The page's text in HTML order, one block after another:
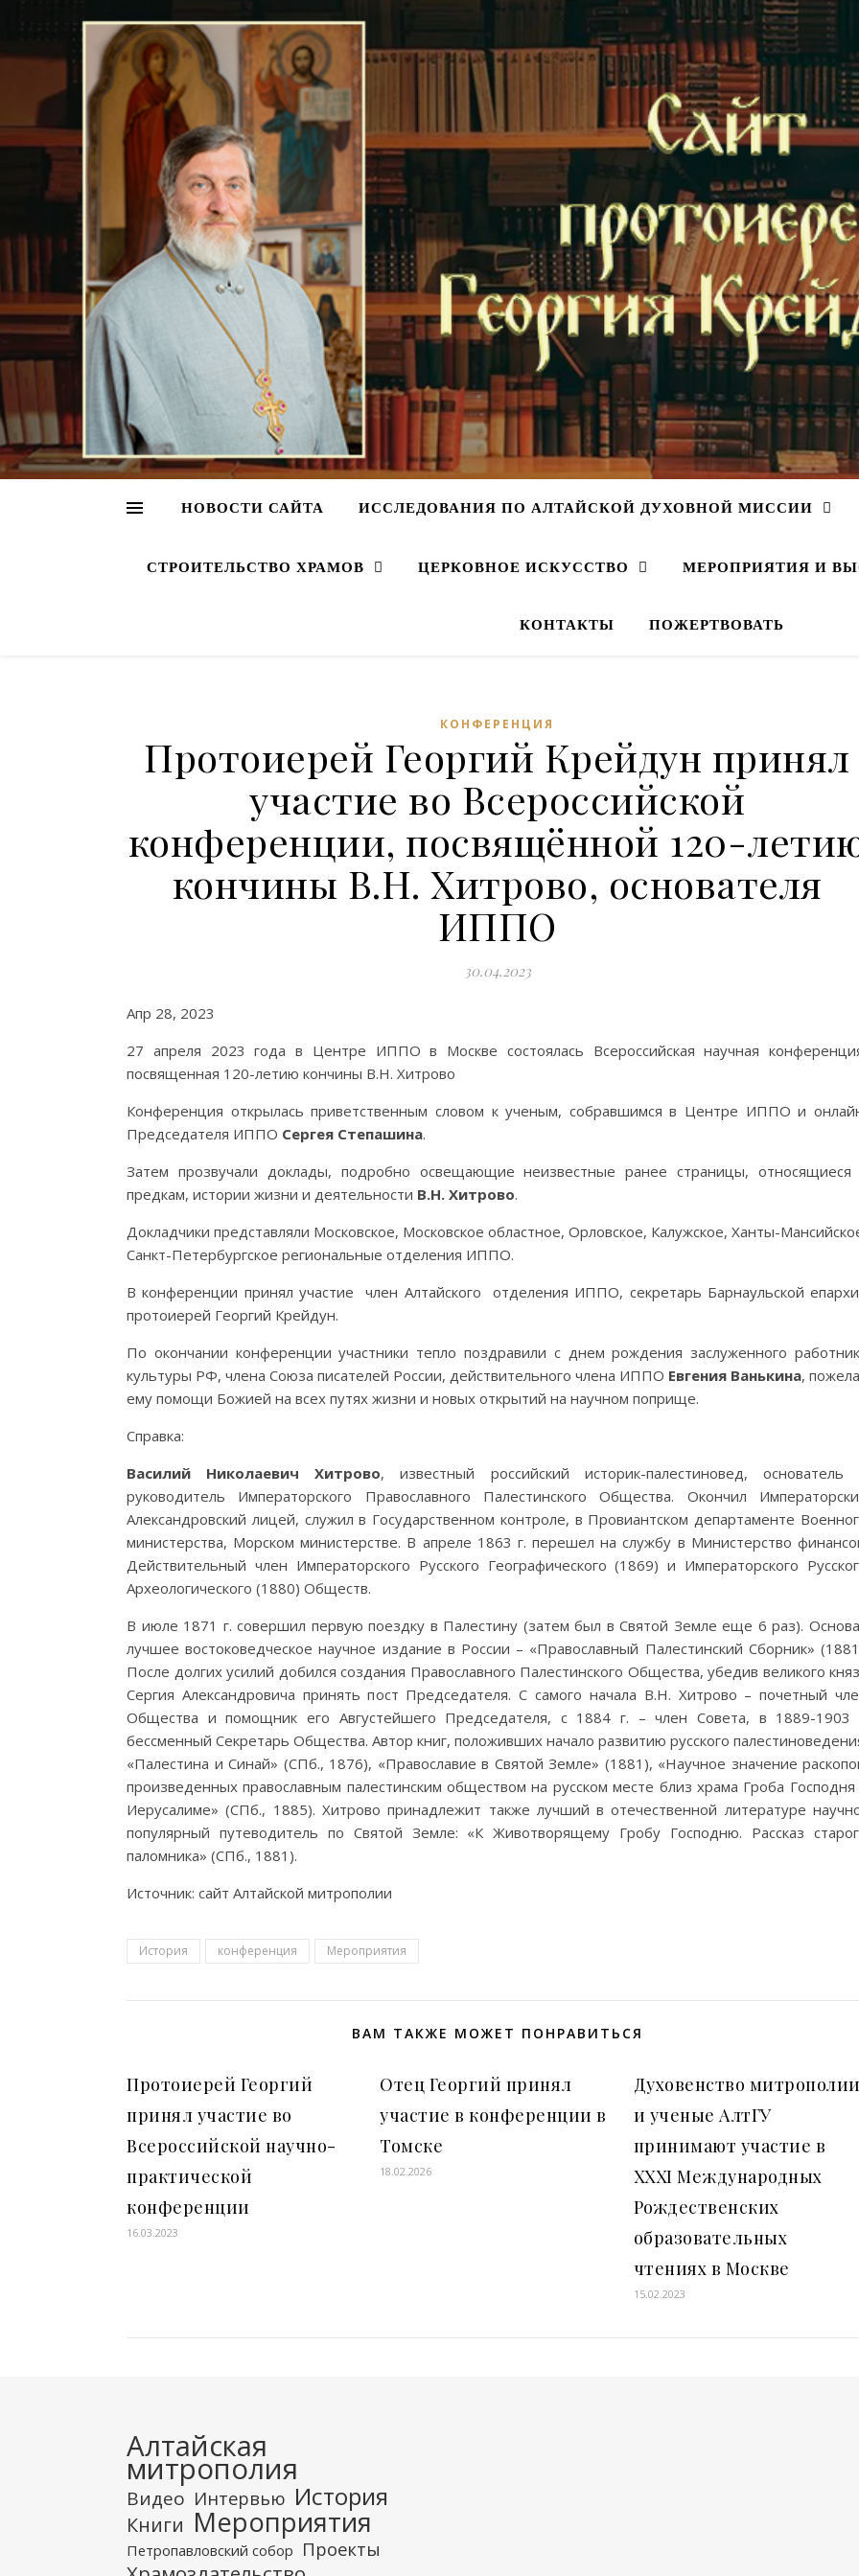
НОВОСТИ САЙТА ИССЛЕДОВАНИЯ ПО АЛТАЙСКОЙ ДУХОВНОЙ МИССИИ
СТРОИТЕЛЬСТВО ХРАМОВ ЦЕРКОВНОЕ ИСКУССТВО МЕРОПРИЯТИЯ И
КОНТАКТЫ ПОЖЕРТВОВАТЬ
КОНФЕРЕНЦИЯ
Протоиерей Георгий Крейдун принял
участие во Всероссийской
конференции, посвящённой 120-
кончины В.Н. Хитрово, основателя
ИППО
30.04.2023
Апр 28, 2023
27 апреля 2023 года в Центре ИППО в Москве состоялась Всероссийская научная
посвященная 120-летию кончины В.Н. Хитрово
Конференция открылась приветственным словом к ученым, собравшимся в Центре ИППО и
Председателя ИППО Сергея Степашина.
Затем прозвучали доклады, подробно освещающие неизвестные ранее страницы, относящиеся
предкам, истории жизни и деятельности В.Н. Хитрово.
Докладчики представляли Московское, Московское областное, Орловское, Калужское, Ханты-
Санкт-Петербургское региональные отделения ИППО.
В конференции принял участие член Алтайского отделения ИППО, секретарь Барнаульской
протоиерей Георгий Крейдун.
По окончании конференции участники тепло поздравили с днем рождения заслуженного
культуры РФ, члена Союза писателей России, действительного члена ИППО Евгения Ванькина,
ему помощи Божией на всех путях жизни и новых открытий на научном поприще.
Справка:
Василий Николаевич Хитрово, известный российский историк-палестиновед, основатель
руководитель Императорского Православного Палестинского Общества. Окончил
Александровский лицей, служил в Государственном контроле, в Провиантском департаменте
министерства, Морском министерстве. В апреле 1863 г. перешел на службу в Министерство
Действительный член Императорского Русского Географического (1869) и Императорского
Археологического (1880) Обществ.
В июле 1871 г. совершил первую поездку в Палестину (затем был в Святой Земле еще 6 раз).
лучшее востоковедческое научное издание в России – «Православный Палестинский Сборник»
После долгих усилий добился создания Православного Палестинского Общества, убедив великого
Сергия Александровича принять пост Председателя. С самого начала В.Н. Хитрово – почетный
Общества и помощник его Августейшего Председателя, с 1884 г. – член Совета, в 1889-1903
бессменный Секретарь Общества. Автор книг, положивших начало развитию русского
«Палестина и Синай» (СПб., 1876), «Православие в Святой Земле» (1881), «Научное значение
произведенных православным палестинским обществом на русском месте близ храма Гроба Господня
Иерусалиме» (СПб., 1885). Хитрово принадлежит также лучший в отечественной литературе
популярный путеводитель по Святой Земле: «К Животворящему Гробу Господню. Рассказ
паломника» (СПб., 1881).
Источник: сайт Алтайской митрополии
История конференция Мероприятия
ВАМ ТАКЖЕ МОЖЕТ ПОНРАВИТЬСЯ
Протоиерей Георгий
принял участие во
Всероссийской научно-
практической
конференции
16.03.2023
Отец Георгий принял
участие в конференции в
Томске
18.02.2026
Духовенство митрополии
и ученые АлтГУ
принимают участие в
ХХХI Международных
Рождественских
образовательных
чтениях в Москве
15.02.2023
Алтайская
митрополия
Видео Интервью История
Книги Мероприятия
Петропавловский собор Проекты